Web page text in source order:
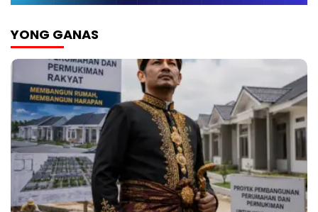
YONG GANAS